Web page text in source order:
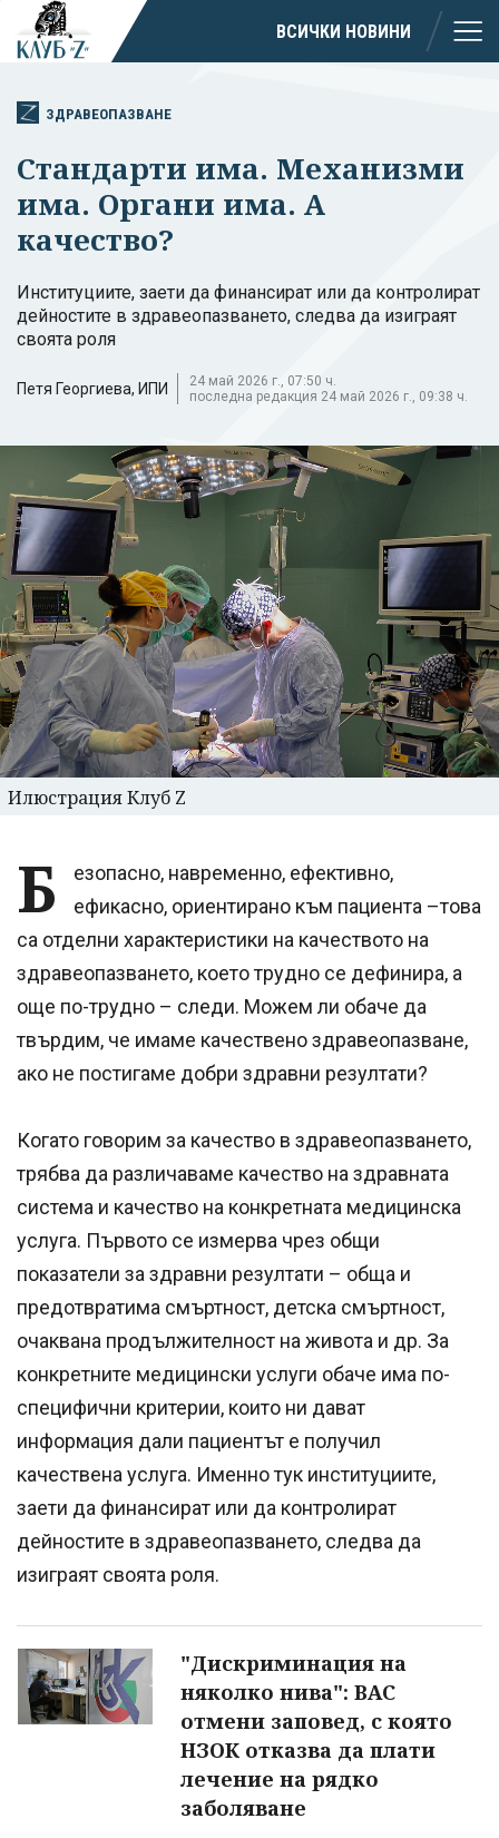
ВСИЧКИ НОВИНИ
ЗДРАВЕОПАЗВАНЕ
Стандарти има. Механизми
има. Органи има. А
качество?
Институциите, заети да финансират или да контролират
дейностите в здравеопазването, следва да изиграят
своята роля
Петя Георгиева, ИПИ
24 май 2026 г., 07:50 ч.
последна редакция 24 май 2026 г., 09:38 ч.
Илюстрация Клуб Z
Б
езопасно, навременно, ефективно,
ефикасно, ориентирано към пациента –това
са отделни характеристики на качеството на
здравеопазването, което трудно се дефинира, а
още по-трудно – следи. Можем ли обаче да
твърдим, че имаме качествено здравеопазване,
ако не постигаме добри здравни резултати?
Когато говорим за качество в здравеопазването,
трябва да различаваме качество на здравната
система и качество на конкретната медицинска
услуга. Първото се измерва чрез общи
показатели за здравни резултати – обща и
предотвратима смъртност, детска смъртност,
очаквана продължителност на живота и др. За
конкретните медицински услуги обаче има по-
специфични критерии, които ни дават
информация дали пациентът е получил
качествена услуга. Именно тук институциите,
заети да финансират или да контролират
дейностите в здравеопазването, следва да
изиграят своята роля.
"Дискриминация на
няколко нива": ВАС
отмени заповед, с която
НЗОК отказва да плати
лечение на рядко
заболяване